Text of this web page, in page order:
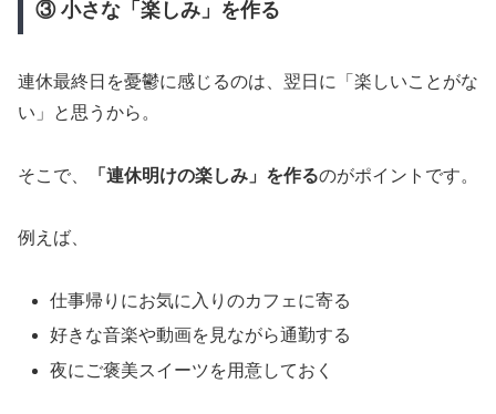
③ 小さな「楽しみ」を作る
連休最終日を憂鬱に感じるのは、翌日に「楽しいことがな
い」と思うから。
そこで、 「連休明けの楽しみ」を作るのがポイントです。
例えば、
仕事帰りにお気に入りのカフェに寄る
好きな音楽や動画を見ながら通勤する
夜にご褒美スイーツを用意しておく